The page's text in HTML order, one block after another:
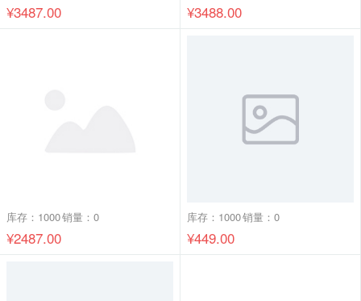
¥3487.00 ¥3488.00
库存：1000销量：0
¥2487.00
库存：1000销量：0
¥449.00